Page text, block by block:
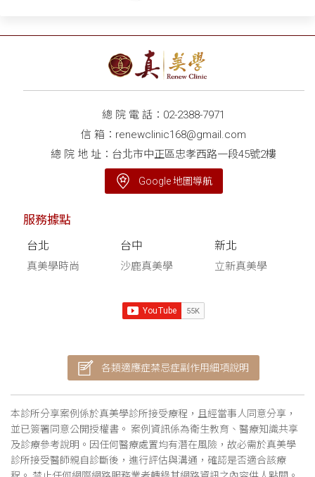
總 院 電 話： 02-2388-7971
信 箱： renewclinic168@gmail.com
總 院 地 址：台北市中正區忠孝西路一段45號2樓
Google 地圖導航
服務據點
台北
真美學時尚
台中
沙鹿真美學
新北
立新真美學
各類適應症禁忌症副作用細項說明
本診所分享案例係於真美學診所接受療程，且經當事人同意分享，
並已簽署同意公開授權書。 案例資訊係為衛生教育、醫療知識共享
及診療參考說明。因任何醫療處置均有潛在風險，故必需於真美學
診所接受醫師親自診斷後，進行評估與溝通，確認是否適合該療